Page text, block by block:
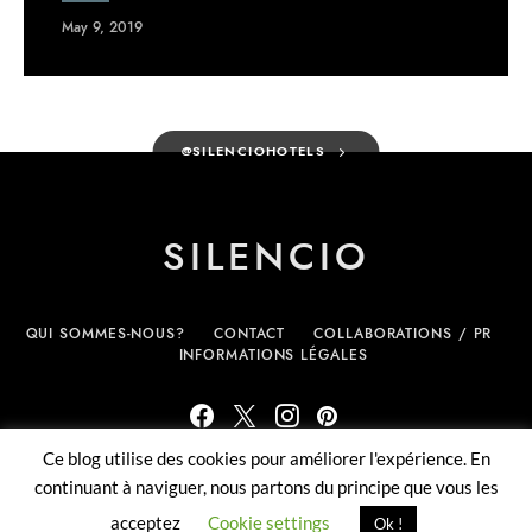
May 9, 2019
@SILENCIOHOTELS
SILENCIO
QUI SOMMES-NOUS? CONTACT
COLLABORATIONS / PR
INFORMATIONS LÉGALES
Ce blog utilise des cookies pour améliorer l'expérience. En
continuant à naviguer, nous partons du principe que vous les
acceptez
Cookie settings Ok !